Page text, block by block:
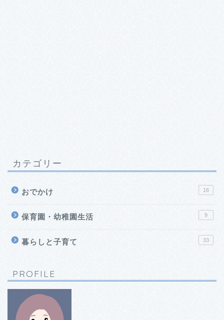
カテゴリー
おでかけ 16
保育園・幼稚園生活 9
暮らしと子育て 33
PROFILE